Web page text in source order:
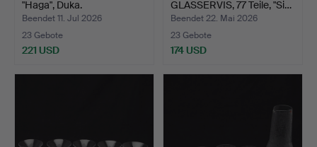
"Haga", Duka.
Beendet 11. Jul 2026
23 Gebote
221 USD
GLASSERVIS, 77 Teile, "Si…
Beendet 22. Mai 2026
23 Gebote
174 USD